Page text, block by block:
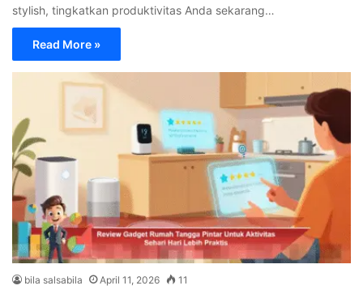
stylish, tingkatkan produktivitas Anda sekarang…
Read More »
bila salsabila April 11, 2026 11